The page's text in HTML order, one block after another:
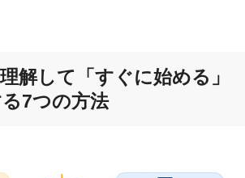
解して「すぐに始める」
7つの方法